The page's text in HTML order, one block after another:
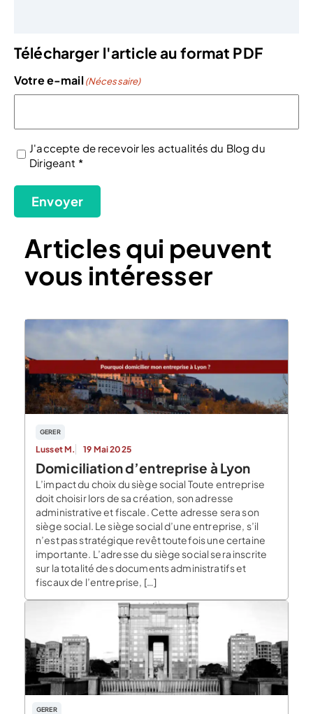
Télécharger l'article au format PDF
Votre e-mail (Nécessaire)
(Nécessaire)
J'accepte de recevoir les actualités du Blog du
Dirigeant *
Envoyer
Articles qui peuvent
vous intéresser
GERER
Lusset M. 19 Mai 2025
Domiciliation d’entreprise à Lyon
L’impact du choix du siège social Toute entreprise
doit choisir lors de sa création, son adresse
administrative et fiscale. Cette adresse sera son
siège social. Le siège social d’une entreprise, s’il
n’est pas stratégique revêt toutefois une certaine
importante. L’adresse du siège social sera inscrite
sur la totalité des documents administratifs et
fiscaux de l’entreprise, […]
GERER